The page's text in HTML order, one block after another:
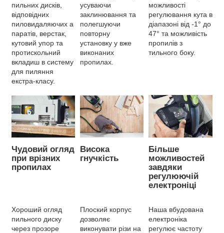
пильних дисків,
відповідних
пиловидаляючих а
паратів, верстак,
кутовий упор та
протискольний
вкладиш в систему
для пиляння
екстра-класу.
усуваючи
заклинювання та
полегшуючи
повторну
установку у вже
виконаних
пропилах.
можливості
регулювання кута в
діапазоні від -1° до
47° та можливість
пропилів з
тильного боку.
Чудовий огляд
при врізних
пропилах
Висока
гнучкість
Більше
можливостей
завдяки
регулюючій
електроніці
Хороший огляд
пильного диску
через прозоре
Плоский корпус
дозволяє
виконувати різи на
Наша вбудована
електроніка
регулює частоту